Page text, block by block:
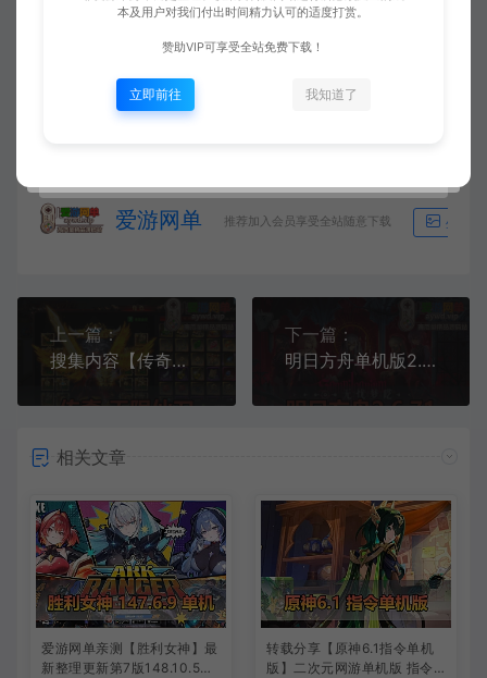
爱游网单 推荐加入会员享受全站随意下载 生成海
上一篇：
搜集内容【传奇无限仙刀】传奇手游单机版GM后台配套教学模拟器手游
下一篇：
明日方舟单机版2.6.71一键端
相关文章
爱游网单亲测【胜利女神】最
新整理更新第7版148.10.5NI
转载分享【原神6.1指令单机
版】二次元网游单机版 指令
本及用户对我们付出时间精力认可的适度打赏。
赞助VIP可享受全站免费下载！
立即前往 我知道了